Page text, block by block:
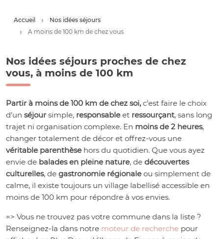
Accueil
Nos idées séjours
A moins de 100 km de chez vous
Nos idées séjours proches de chez
vous, à moins de 100 km
Partir à moins de 100 km de chez soi, c’est faire le choix
d’un séjour simple, responsable et ressourçant, sans long
trajet ni organisation complexe. En moins de 2 heures,
changer totalement de décor et offrez-vous une
véritable parenthèse hors du quotidien. Que vous ayez
envie de balades en pleine nature, de découvertes
culturelles, de gastronomie régionale ou simplement de
calme, il existe toujours un village labellisé accessible en
moins de 100 km pour répondre à vos envies.
=> Vous ne trouvez pas votre commune dans la liste ?
Renseignez-la dans notre moteur de recherche pour